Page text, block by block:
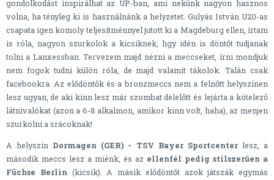
gondolkodást inspirálhat az UP-ban, ami nekünk nagyon hasznos
volna, ha tényleg ki is használnánk a helyzetet. Gulyás István U20-as
csapata igen komoly teljesítménnyel jutott ki a Magdeburg ellen, írtam
is róla, nagyon szurkolok a kicsiknek, hgy idén is döntőt tudjanak
tolni a Lanxessban. Tervezem majd nézni a meccseket, írni mondjuk
nem fogok tudni külön róla, de majd valamit tákolok. Talán csak
facebookra. Az elődöntők és a bronzmeccs nem a felnőtt helyszínen
lesz ugyan, de aki kinn lesz már szombat délelőtt és lejárta a kötelező
látnivalókat (azon a 6-8 alkalmon, amikor kinn volt, haha), az menjen
szurkolni a srácoknak!
A helyszín Dormagen (GER) - TSV Bayer Sportcenterlesz, a
második meccs lesz a miénk, és az ellenfél pedig stílszerűen a
Füchse Berlin (kicsik). A másik elődöntőt azok játszák egymás